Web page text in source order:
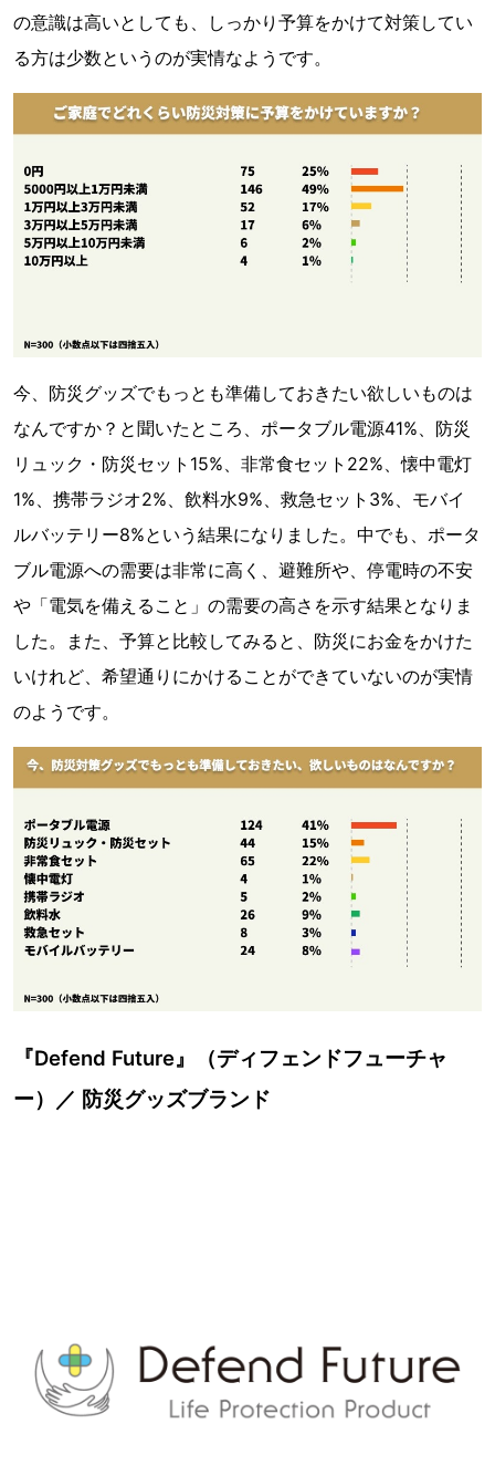
の意識は高いとしても、しっかり予算をかけて対策してい
る方は少数というのが実情なようです。
今、防災グッズでもっとも準備しておきたい欲しいものは
なんですか？と聞いたところ、ポータブル電源41%、防災
リュック・防災セット15%、非常食セット22%、懐中電灯
1%、携帯ラジオ2%、飲料水9%、救急セット3%、モバイ
ルバッテリー8%という結果になりました。中でも、ポータ
ブル電源への需要は非常に高く、避難所や、停電時の不安
や「電気を備えること」の需要の高さを示す結果となりま
した。また、予算と比較してみると、防災にお金をかけた
いけれど、希望通りにかけることができていないのが実情
のようです。
『Defend Future』（ディフェンドフューチャ
ー）／ 防災グッズブランド